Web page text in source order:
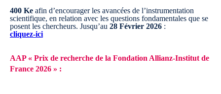
400 Ke afin d’encourager les avancées de l’instrumentation
scientifique, en relation avec les questions fondamentales que se
posent les chercheurs. Jusqu’au 28 Février 2026 :
cliquez-ici
AAP « Prix de recherche de la Fondation Allianz-Institut de
France 2026 » :